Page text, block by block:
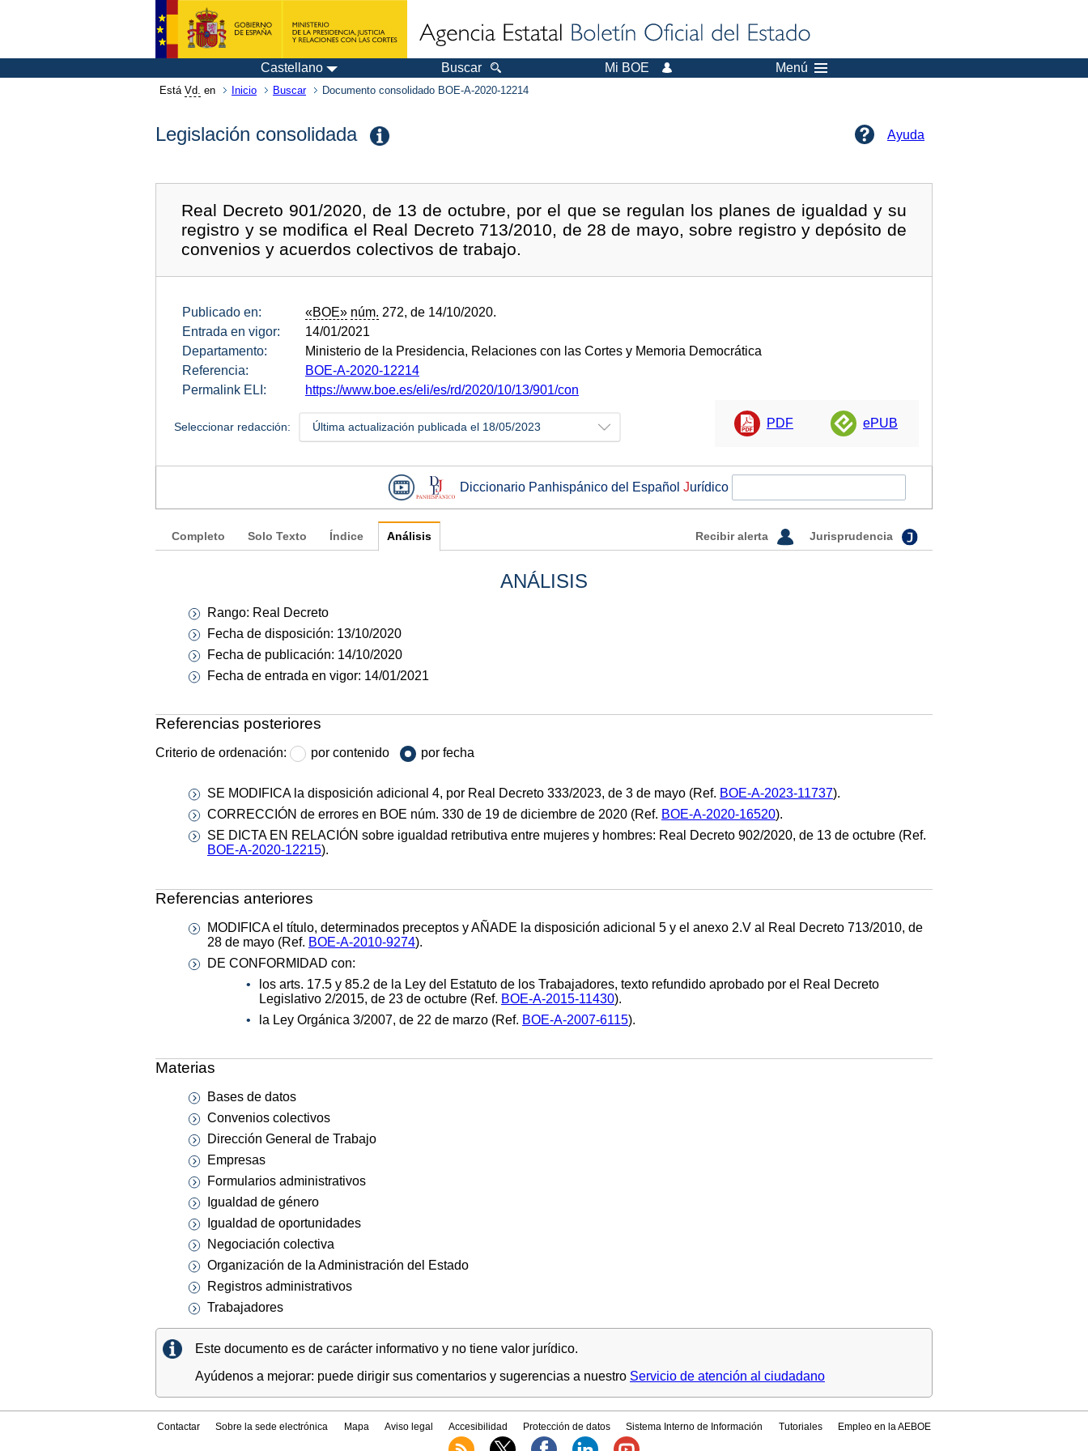
Castellano Buscar Mi BOE Menú
Está Vd. en Inicio Buscar Documento consolidado BOE-A-2020-12214
Legislación consolidada Ayuda
Real Decreto 901/2020, de 13 de octubre, por el que se regulan los planes de igualdad y su
registro y se modifica el Real Decreto 713/2010, de 28 de mayo, sobre registro y depósito de
convenios y acuerdos colectivos de trabajo.
Publicado en: «BOE» núm. 272, de 14/10/2020.
Entrada en vigor:
14/01/2021
Departamento:
Ministerio de la Presidencia, Relaciones con las Cortes y Memoria Democrática
Referencia:
BOE-A-2020-12214
Permalink ELI:
https://www.boe.es/eli/es/rd/2020/10/13/901/con
Seleccionar redacción: Última actualización publicada el 18/05/2023 PDF ePUB
Diccionario Panhispánico del Español Jurídico
Completo Solo Texto Índice Análisis Jurisprudencia
Recibir alerta
ANÁLISIS
Rango: Real Decreto
Fecha de disposición: 13/10/2020
Fecha de publicación: 14/10/2020
Fecha de entrada en vigor: 14/01/2021
Referencias posteriores
Criterio de ordenación: por contenido por fecha
SE MODIFICA la disposición adicional 4, por Real Decreto 333/2023, de 3 de mayo (Ref. BOE-A-2023-11737).
CORRECCIÓN de errores en BOE núm. 330 de 19 de diciembre de 2020 (Ref. BOE-A-2020-16520).
SE DICTA EN RELACIÓN sobre igualdad retributiva entre mujeres y hombres: Real Decreto 902/2020, de 13 de octubre (Ref.
BOE-A-2020-12215).
Referencias anteriores
MODIFICA el título, determinados preceptos y AÑADE la disposición adicional 5 y el anexo 2.V al Real Decreto 713/2010, de
28 de mayo (Ref. BOE-A-2010-9274).
DE CONFORMIDAD con:
los arts. 17.5 y 85.2 de la Ley del Estatuto de los Trabajadores, texto refundido aprobado por el Real Decreto
Legislativo 2/2015, de 23 de octubre (Ref. BOE-A-2015-11430).
la Ley Orgánica 3/2007, de 22 de marzo (Ref. BOE-A-2007-6115).
Materias
Bases de datos
Convenios colectivos
Dirección General de Trabajo
Empresas
Formularios administrativos
Igualdad de género
Igualdad de oportunidades
Negociación colectiva
Organización de la Administración del Estado
Registros administrativos
Trabajadores
Este documento es de carácter informativo y no tiene valor jurídico.
Ayúdenos a mejorar: puede dirigir sus comentarios y sugerencias a nuestro Servicio de atención al ciudadano
Contactar Sobre la sede electrónica Mapa Aviso legal Accesibilidad Protección de datos Sistema Interno de Información Tutoriales Empleo en la AEBOE